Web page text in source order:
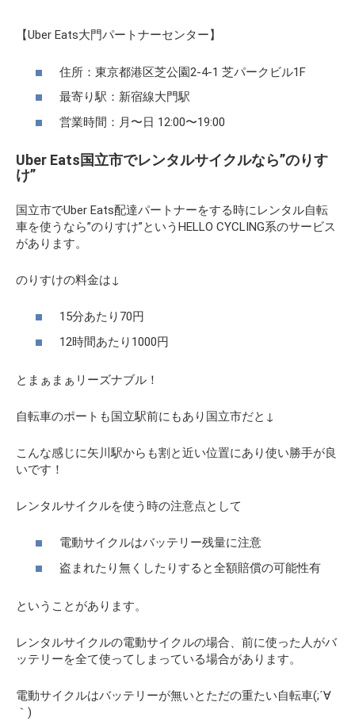
【Uber Eats大門パートナーセンター】
住所：東京都港区芝公園2-4-1 芝パークビル1F
最寄り駅：新宿線大門駅
営業時間：月〜日 12:00〜19:00
Uber Eats国立市でレンタルサイクルなら”のりす
け”
国立市でUber Eats配達パートナーをする時にレンタル自転
車を使うなら”のりすけ”というHELLO CYCLING系のサービス
があります。
のりすけの料金は↓
15分あたり70円
12時間あたり1000円
とまぁまぁリーズナブル！
自転車のポートも国立駅前にもあり国立市だと↓
こんな感じに矢川駅からも割と近い位置にあり使い勝手が良
いです！
レンタルサイクルを使う時の注意点として
電動サイクルはバッテリー残量に注意
盗まれたり無くしたりすると全額賠償の可能性有
ということがあります。
レンタルサイクルの電動サイクルの場合、前に使った人がバ
ッテリーを全て使ってしまっている場合があります。
電動サイクルはバッテリーが無いとただの重たい自転車(;´∀
｀)